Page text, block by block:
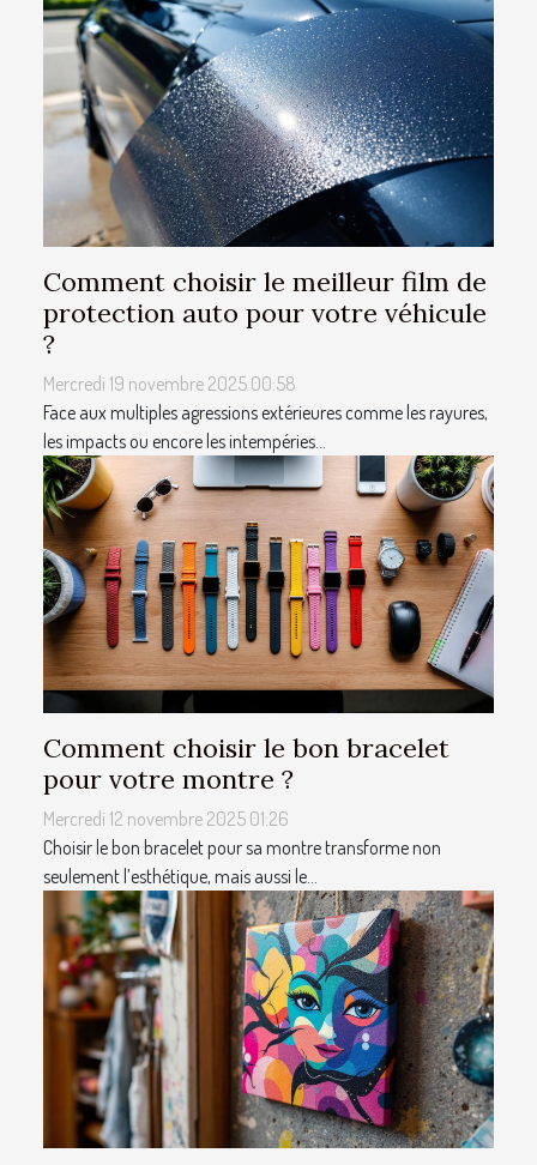
Comment choisir le meilleur film de
protection auto pour votre véhicule
?
Mercredi 19 novembre 2025 00:58
Face aux multiples agressions extérieures comme les rayures,
les impacts ou encore les intempéries...
Comment choisir le bon bracelet
pour votre montre ?
Mercredi 12 novembre 2025 01:26
Choisir le bon bracelet pour sa montre transforme non
seulement l’esthétique, mais aussi le...